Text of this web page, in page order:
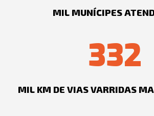
MIL MUNÍCIPES
332
MIL KM DE VIAS VARRIDAS